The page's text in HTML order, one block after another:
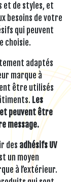
et de styles, et
besoins de votre
qui peuvent
choisie.
adaptés
marque à
être utilisés
Les
peuvent être
message.
des adhésifs UV
un moyen
à l’extérieur.